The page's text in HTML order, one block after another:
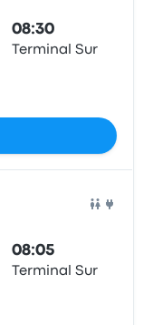
08:30
Terminal Sur
08:05
Terminal Sur